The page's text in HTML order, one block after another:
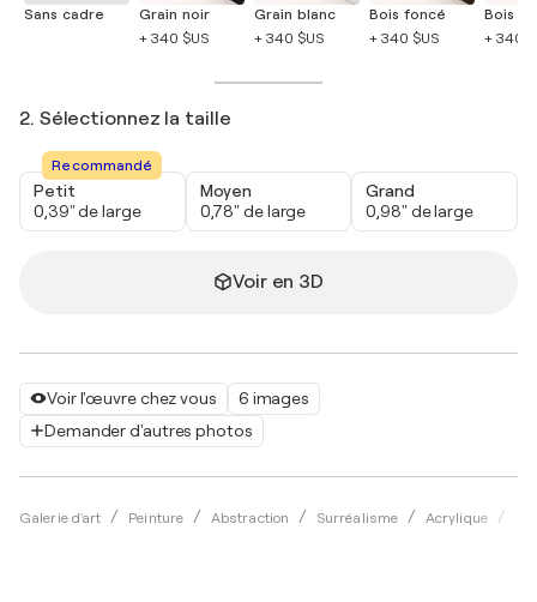
Voir l'œuvre chez vous
6 images
Demander d'autres photos
Galerie d'art Peinture Abstraction Surréalisme Acrylique
Sans cadre
Grain noir
+ 340 $US
Grain blanc
+ 340 $US
Bois foncé
+ 340 $US
Bois
+ 340
2. Sélectionnez la taille
Recommandé
Petit
0,39" de large
Moyen
0,78" de large
Grand
0,98" de large
Voir en 3D